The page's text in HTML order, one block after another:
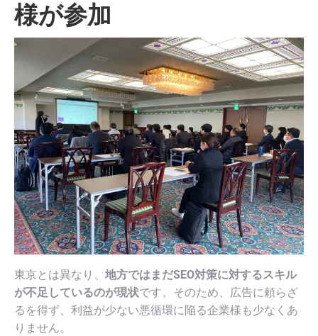
様が参加
東京とは異なり、 地方ではまだSEO対策に対するスキル
が不足しているのが現状です。そのため、広告に頼らざ
るを得ず、利益が少ない悪循環に陥る企業様も少なくあ
りません。